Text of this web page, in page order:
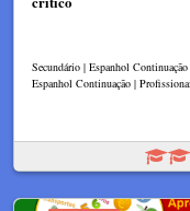
Secundário | Espanhol
Espanhol Continuação |